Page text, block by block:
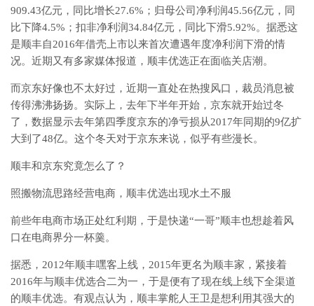
909.43亿元，同比增长27.6%；归母公司净利润45.56亿元，同
比下降4.5%；扣非净利润34.84亿元，同比下滑5.92%。据悉这
是顺丰自2016年借壳上市以来首次遭遇年度净利润下滑的情
况。近期又有多家媒体报道，顺丰优选正在面临关店潮。
而京东好像也不太好过，近期一直处在热搜风口，裁员消息被
传得沸沸扬扬。实际上，去年下半年开始，京东就开始过冬
了，数据显示去年第四季度京东的净亏损从2017年同期的9亿扩
大到了48亿。这个冬天对于京东来说，似乎有些漫长。
顺丰和京东究竟怎么了？
照搬物流思路经营电商，顺丰优选出现水土不服
前些年电商市场正处红利期，于是快递“一哥”顺丰也想趁着风
口在电商界分一杯羹。
据悉，2012年顺丰嘿客上线，2015年更名为顺丰家，紧接着
2016年与顺丰优选合二为一，于是便有了现在线上线下全渠道
的顺丰优选。有观点认为，顺丰掌舵人王卫是想利用其强大的